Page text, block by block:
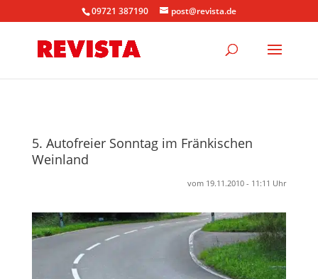
09721 387190 post@revista.de
5. Autofreier Sonntag im Fränkischen
Weinland
vom 19.11.2010 - 11:11 Uhr